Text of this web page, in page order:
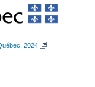
2024